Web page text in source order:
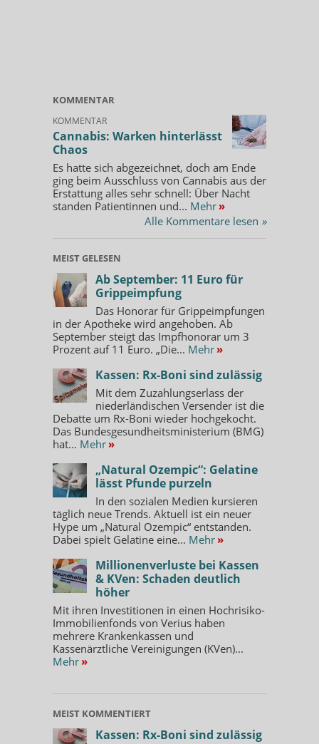
KOMMENTAR
KOMMENTAR
Cannabis: Warken hinterlässt
Chaos
Es hatte sich abgezeichnet, doch am Ende
ging beim Ausschluss von Cannabis aus der
Erstattung alles sehr schnell: Über Nacht
standen Patientinnen und... Mehr »
Alle Kommentare lesen »
MEIST GELESEN
Ab September: 11 Euro für
Grippeimpfung
Das Honorar für Grippeimpfungen
in der Apotheke wird angehoben. Ab
September steigt das Impfhonorar um 3
Prozent auf 11 Euro. „Die... Mehr »
Kassen: Rx-Boni sind zulässig
Mit dem Zuzahlungserlass der
niederländischen Versender ist die
Debatte um Rx-Boni wieder hochgekocht.
Das Bundesgesundheitsministerium (BMG)
hat... Mehr »
„Natural Ozempic“: Gelatine
lässt Pfunde purzeln
In den sozialen Medien kursieren
täglich neue Trends. Aktuell ist ein neuer
Hype um „Natural Ozempic“ entstanden.
Dabei spielt Gelatine eine... Mehr »
Millionenverluste bei Kassen
& KVen: Schaden deutlich
höher
Mit ihren Investitionen in einen Hochrisiko-
Immobilienfonds von Verius haben
mehrere Krankenkassen und
Kassenärztliche Vereinigungen (KVen)...
Mehr »
MEIST KOMMENTIERT
Kassen: Rx-Boni sind zulässig